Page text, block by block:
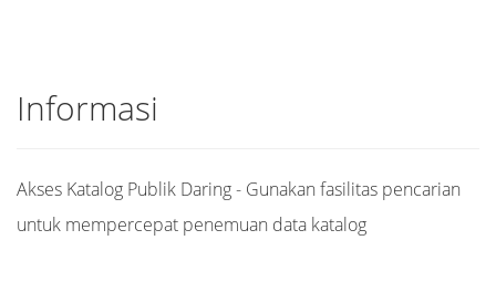
Informasi
Akses Katalog Publik Daring - Gunakan fasilitas pencarian
untuk mempercepat penemuan data katalog